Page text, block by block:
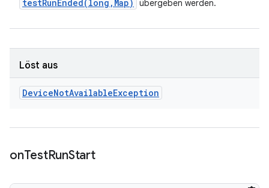
testRunEnded(long , Map) übergeben werden.
Löst aus
DeviceNotAvailableException
onTestRunStart